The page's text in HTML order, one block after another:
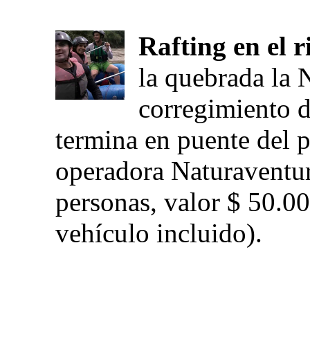
Rafting en el
la quebrada la
corregimiento
termina en puente del
operadora
personas, valor $
vehículo incluido).